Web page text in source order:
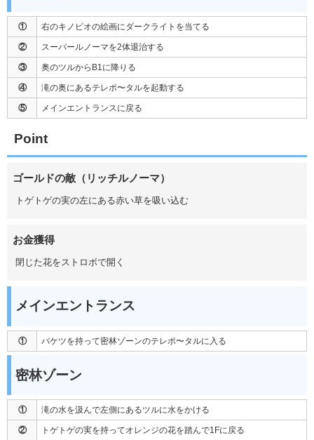
① 右のキノピオの絵画にダークライトを当てる
② スーパールノーマを2体退治する
③ 奥のツルからB1に降りる
④ 滝の奥にあるテレポ〜タルを起動する
⑤ メインエントランスに戻る
Point
ゴールドの敵（リッチルノーマ）
トゲトゲの実の左にある赤い草を吸い込む
お金獲得
閉じた花をストロボで開く
メインエントランス
① バケツを持って密林ゾーンのテレポ〜タルに入る
密林ゾーン
① 滝の水を汲んで左側にあるツルに水をかける
② トゲトゲの実を持ってオレンジの花を踏んで1Fに戻る